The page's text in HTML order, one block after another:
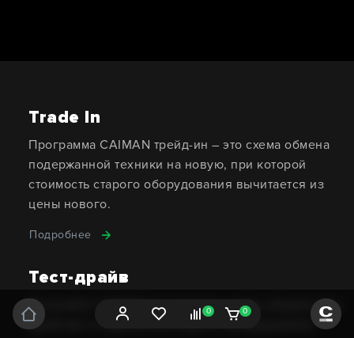
0 0
Trade In
Программа CAIMAN трейд-ин – это схема обмена
подержанной техники на новую, при которой
стоимость старого оборудования вычитается из
цены нового.
Подробнее
Тест-драйв
Испытайте CAIMAN до покупки, чтобы убедиться в
удобстве и надежности нашего оборудования